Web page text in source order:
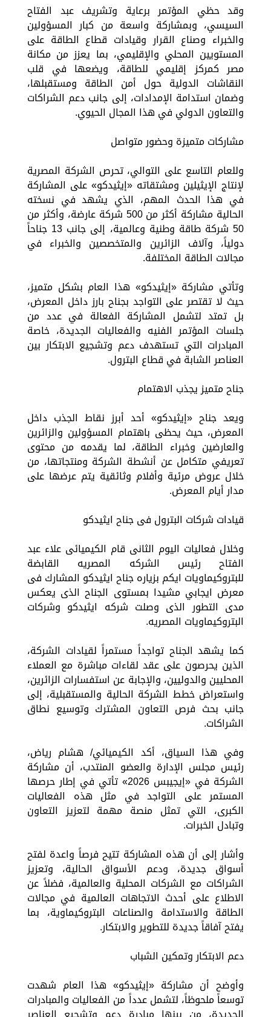
وقد حظي المؤتمر برعاية وتشريف عبد الفتاح
السيسي، وبمشاركة واسعة من كبار المسؤولين
والخبراء وصناع القرار وقيادات قطاع الطاقة على
المستويين المحلي والإقليمي، بما يعزز من مكانة
مصر كمركز إقليمي للطاقة، ويضعها في قلب
النقاشات الدولية حول أمن الطاقة ومستقبلها،
وضمان استدامة الإمدادات، إلى جانب دعم الشراكات
والتعاون الدولي في هذا المجال الحيوي.
مشاركات متميزة وحضور متواصل
وللعام التاسع على التوالي، تحرص الشركة المصرية
لإنتاج الإيثيلين ومشتقاته «إيثيدكو» على المشاركة
في هذا الحدث المهم، الذي يشهد في نسخته
الحالية مشاركة أكثر من 500 شركة عارضة، وأكثر من
50 شركة طاقة وطنية وعالمية، إلى جانب 13 جناحاً
دولياً، وآلاف الزائرين والمتخصصين والخبراء في
مجالات الطاقة المختلفة.
وتأتي مشاركة «إيثيدكو» هذا العام بشكل متميز،
حيث لا تقتصر على التواجد بجناح بارز داخل المعرض،
بل تمتد لتشمل المشاركة الفعالة في عدد من
جلسات المؤتمر الفنيه والفعاليات الجديدة، خاصة
المبادرات التي تستهدف دعم وتشجيع الابتكار بين
العناصر الشابة في قطاع البترول.
جناح متميز يجذب الاهتمام
ويعد جناح «إيثيدكو» أحد أبرز نقاط الجذب داخل
المعرض، حيث يحظى باهتمام المسؤولين والزائرين
والعارضين وخبراء الطاقة، لما يقدمه من محتوى
تعريفي متكامل عن أنشطة الشركة ومنتجاتها، من
خلال عروض مرئية وأفلام وثائقية يتم عرضها على
مدار أيام المعرض.
قيادات شركات البترول فى جناح ايثيدكو
وخلال فعاليات اليوم الثانى قام الكيميائى علاء عبد
الفتاح رئيس الشركه المصريه القابضة
للبتروكيماويات ايكم بزياره جناح ايثيدكو المشارك فى
معرض ايجابي مشيدا بمستوى الجناح الذى يعكس
مدى التطور الذى وصلت شركه ايثيدكو وشركات
البتروكيماويات المصريه.
كما يشهد الجناح تواجداً مستمراً لقيادات الشركة،
الذين يحرصون على عقد لقاءات مباشرة مع العملاء
المحليين والدوليين، والإجابة عن استفسارات الزائرين،
واستعراض خطط الشركة الحالية والمستقبلية، إلى
جانب بحث فرص التعاون المشترك وتوسيع نطاق
الشراكات.
وفي هذا السياق، أكد الكيميائي/ هشام رياض،
رئيس مجلس الإدارة والعضو المنتدب، أن مشاركة
الشركة في «إيجيبس 2026» تأتي في إطار حرصها
المستمر على التواجد في مثل هذه الفعاليات
الكبرى، التي تمثل منصة مهمة لتعزيز التعاون
وتبادل الخبرات.
وأشار إلى أن هذه المشاركة تتيح فرصاً واعدة لفتح
أسواق جديدة، ودعم الأسواق الحالية، وتعزيز
الشراكات مع الشركات المحلية والعالمية، فضلاً عن
الاطلاع على أحدث الاتجاهات العالمية في مجالات
الطاقة والاستدامة والصناعات البتروكيماوية، بما
يفتح آفاقاً جديدة للتطوير والابتكار.
دعم الابتكار وتمكين الشباب
وأوضح أن مشاركة «إيثيدكو» هذا العام شهدت
توسعاً ملحوظاً، لتشمل عدداً من الفعاليات والمبادرات